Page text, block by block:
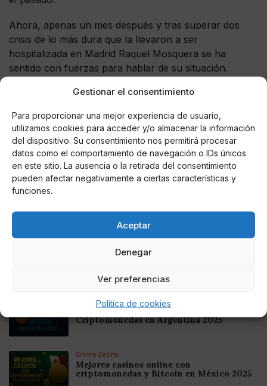
Gestionar el consentimiento
Para proporcionar una mejor experiencia de usuario,
utilizamos cookies para acceder y/o almacenar la información
del dispositivo. Su consentimiento nos permitirá procesar
datos como el comportamiento de navegación o IDs únicos
en este sitio. La ausencia o la retirada del consentimiento
pueden afectar negativamente a ciertas características y
funciones.
Aceptar
Denegar
Ver preferencias
Política de cookies
Ahora, apenas un mes después y tras superar dos
crisis de lo más dura que la llevaron a ser
hospitalizada en Madrid Raquel Mosquera se ha
sentido con fuerzas para hablar de su situación.
AUTOR
María De Las Nieves Fernández
Aguilera
Noticias relacionadas
Mejores Cripto Casinos Online en
Online Casino
Mejores Casinos Online con Bitcoin y
Criptomonedas en Argentina 2025
Online Casino
Mejores casinos online con
criptomonedas y Bitcoin en México 2025